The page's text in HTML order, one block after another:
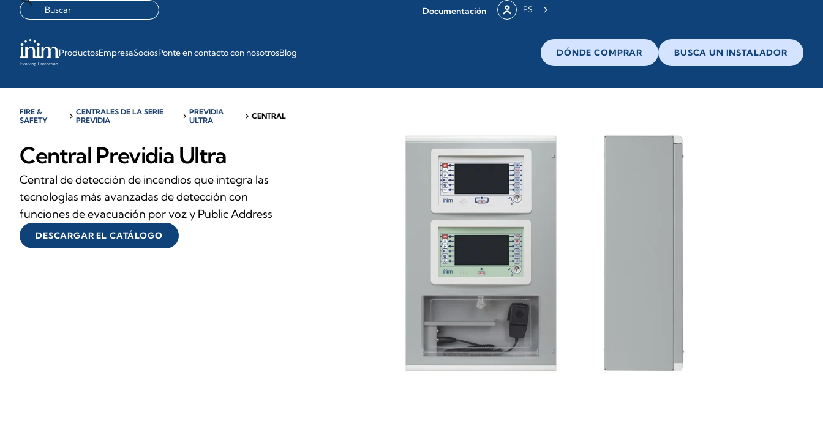
Documentación ES
ProductosEmpresaSociosPonte en contacto con nosotrosBlog DÓNDE COMPRAR BUSCA UN INSTALADOR
FIRE &
SAFETY
chevron_rightCENTRALES DE LA SERIE
PREVIDIA
chevron_rightPREVIDIA
ULTRA
chevron_rightCENTRAL
Central Previdia Ultra
Central de detección de incendios que integra las
tecnologías más avanzadas de detección con
funciones de evacuación por voz y Public Address
DESCARGAR EL CATÁLOGO